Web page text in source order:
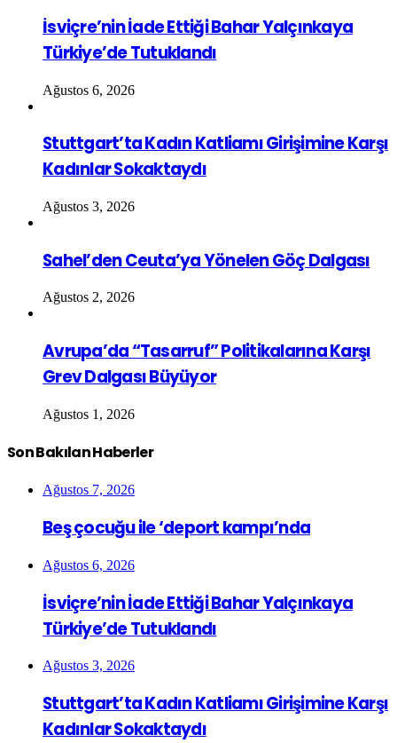
İsviçre’nin İade Ettiği Bahar Yalçınkaya
Türkiye’de Tutuklandı
Ağustos 6, 2026
Stuttgart’ta Kadın Katliamı Girişimine Karşı
Kadınlar Sokaktaydı
Ağustos 3, 2026
Sahel’den Ceuta’ya Yönelen Göç Dalgası
Ağustos 2, 2026
Avrupa’da “Tasarruf” Politikalarına Karşı
Grev Dalgası Büyüyor
Ağustos 1, 2026
Son Bakılan Haberler
Ağustos 7, 2026
Beş çocuğu ile ‘deport kampı’nda
Ağustos 6, 2026
İsviçre’nin İade Ettiği Bahar Yalçınkaya
Türkiye’de Tutuklandı
Ağustos 3, 2026
Stuttgart’ta Kadın Katliamı Girişimine Karşı
Kadınlar Sokaktaydı